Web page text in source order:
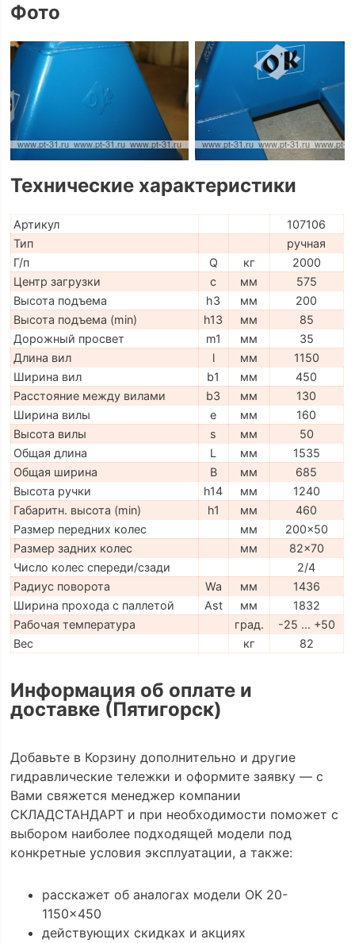
Фото
Технические характеристики
Артикул
107106
Тип
ручная
Г/п
Q кг
2000
Центр загрузки
c мм
575
Высота подъема
h3 мм
200
Высота подъема (min)
h13 мм
85
Дорожный просвет
m1 мм
35
Длина вил
l мм
1150
Ширина вил
b1 мм
450
Расстояние между вилами
b3 мм
130
Ширина вилы
e мм
160
Высота вилы
s мм
50
Общая длина
L мм
1535
Общая ширина
B мм
685
Высота ручки
h14 мм
1240
Габаритн. высота (min)
h1 мм
460
Размер передних колес
мм
200x50
Размер задних колес
мм
82x70
Число колес спереди/сзади
2/4
Радиус поворота
Wa мм
1436
Ширина прохода с паллетой
Ast мм
1832
Рабочая температура
град.
-25 … +50
Вес
кг 82
Информация об оплате и
доставке (Пятигорск)
Добавьте в Корзину дополнительно и другие
гидравлические тележки и оформите заявку — с
Вами свяжется менеджер компании
СКЛАДСТАНДАРТ и при необходимости поможет с
выбором наиболее подходящей модели под
конкретные условия эксплуатации, а также:
расскажет об аналогах модели OK 20-
1150x450
действующих скидках и акциях